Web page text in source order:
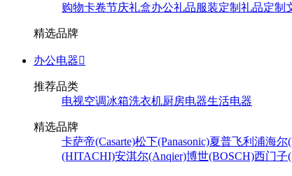
购物卡卷节庆礼盒办公礼品服装定制 礼品定制
精选品牌
办公电器
推荐品类
电视空调冰箱洗衣机厨房电器生活电器
精选品牌
卡萨帝(Casarte)松下(Panasonic)夏普飞利浦海尔
(HITACHI)安淇尔(Anqier)博世(BOSCH)西门子